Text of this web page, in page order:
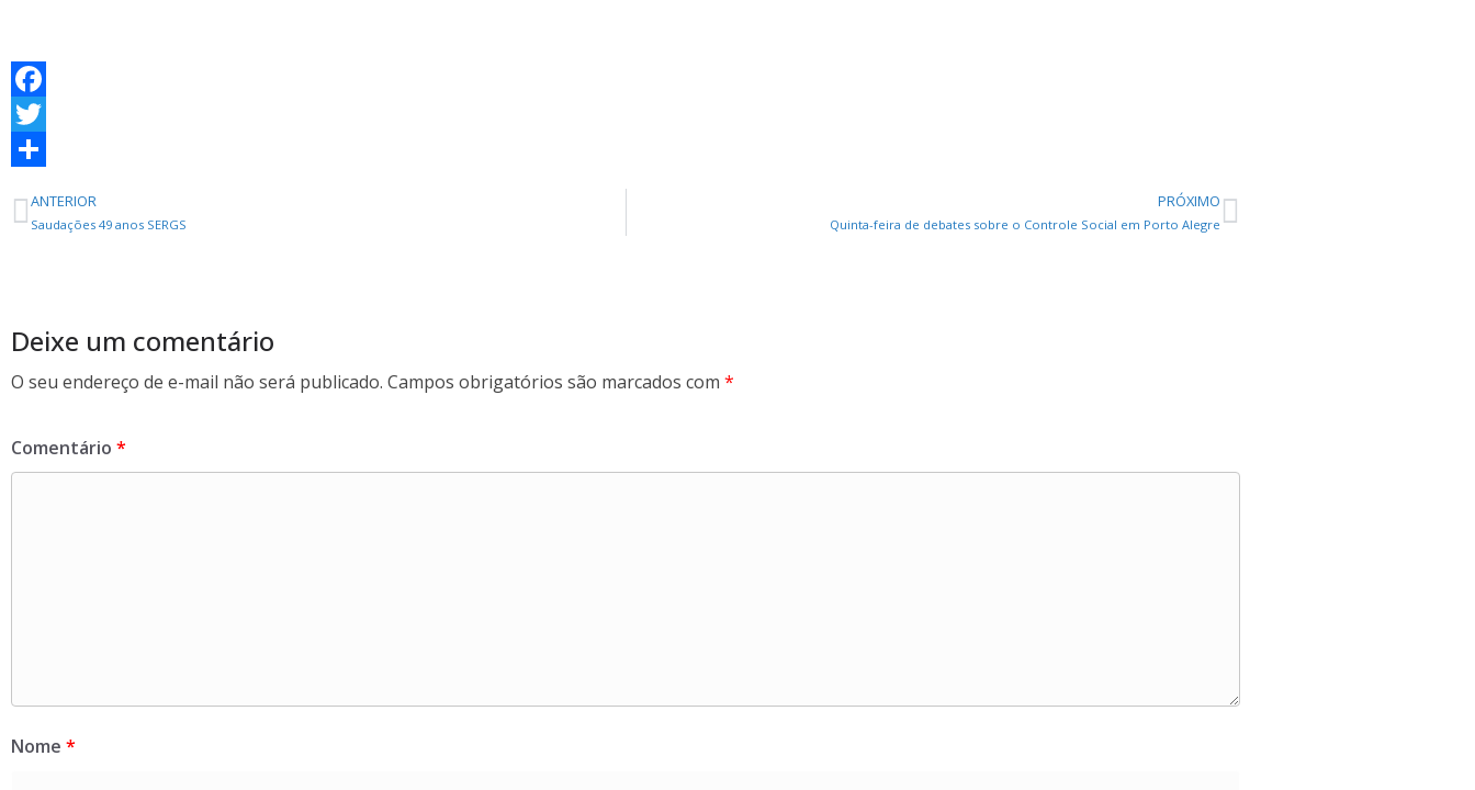
F
a
e
T
ih
ANTERIOR
Saudações 49 anos SERGS
PRÓXIMO
Quinta-feira de debates sobre o Controle Social em Porto Alegre
Deixe um comentário
O seu endereço de e-mail não será publicado. Campos obrigatórios são marcados com *
Comentário *
Nome *